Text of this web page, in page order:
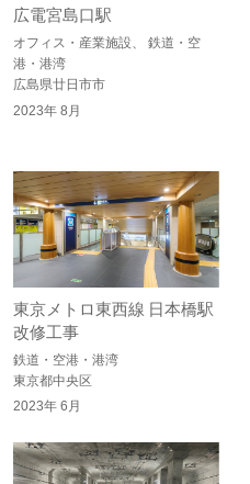
広電宮島口駅
オフィス・産業施設、 鉄道・空
港・港湾
広島県廿日市市
2023年 8月
東京メトロ東西線 日本橋駅
改修工事
鉄道・空港・港湾
東京都中央区
2023年 6月